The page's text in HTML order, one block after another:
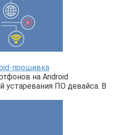
прошивка
на Android
устаревания ПО девайса. В